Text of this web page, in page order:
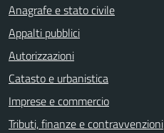
Anagrafe e stato civile
Appalti pubblici
Autorizzazioni
Catasto e urbanistica
Imprese e commercio
Tributi, finanze e contravvenzioni